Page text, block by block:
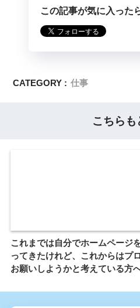
この記事が気に入った
CATEGORY : 仕事
こちらも
これまでは自分でホームページ
ってきたけれど、これからはプ
お願いしようかと考えている方